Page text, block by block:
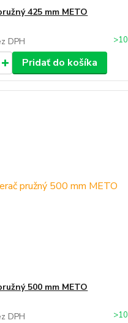
425 mm METO
DPH >10
Pridať do košíka
500 mm METO
DPH >10